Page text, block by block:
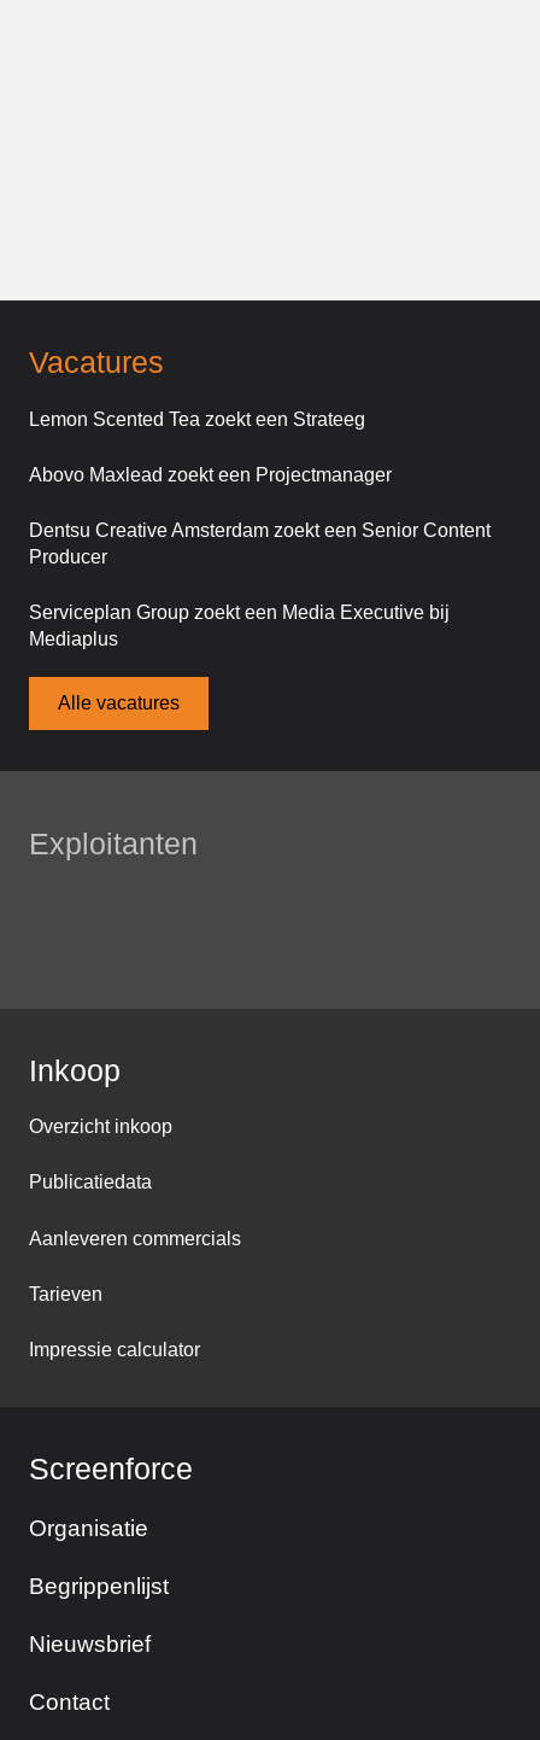
Vacatures
Lemon Scented Tea zoekt een Strateeg
Abovo Maxlead zoekt een Projectmanager
Dentsu Creative Amsterdam zoekt een Senior Content
Producer
Serviceplan Group zoekt een Media Executive bij
Mediaplus
Alle vacatures
Exploitanten
Inkoop
Overzicht inkoop
Publicatiedata
Aanleveren commercials
Tarieven
Impressie calculator
Screenforce
Organisatie
Begrippenlijst
Nieuwsbrief
Contact